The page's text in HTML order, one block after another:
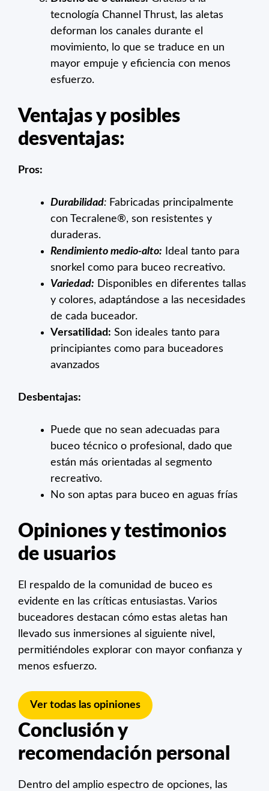
tecnología Channel Thrust, las aletas
deforman los canales durante el
movimiento, lo que se traduce en un
mayor empuje y eficiencia con menos
esfuerzo.
Ventajas y posibles
desventajas:
Pros:
Durabilidad: Fabricadas principalmente
con Tecralene®, son resistentes y
duraderas.
Rendimiento medio-alto: Ideal tanto para
snorkel como para buceo recreativo.
Variedad: Disponibles en diferentes tallas
y colores, adaptándose a las necesidades
de cada buceador.
Versatilidad: Son ideales tanto para
principiantes como para buceadores
avanzados
Desbentajas:
Puede que no sean adecuadas para
buceo técnico o profesional, dado que
están más orientadas al segmento
recreativo.
No son aptas para buceo en aguas frías
Opiniones y testimonios
de usuarios
El respaldo de la comunidad de buceo es
evidente en las críticas entusiastas. Varios
buceadores destacan cómo estas aletas han
llevado sus inmersiones al siguiente nivel,
permitiéndoles explorar con mayor confianza y
menos esfuerzo.
Ver todas las opiniones
Conclusión y
recomendación personal
Dentro del amplio espectro de opciones, las